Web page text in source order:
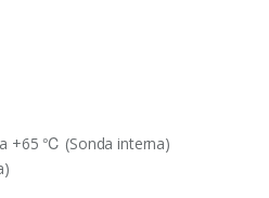
+65 ℃ (Sonda interna)